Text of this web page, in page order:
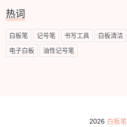
热词
白板笔 记号笔 书写工具 白板清洁
电子白板 油性记号笔
2026 白板笔